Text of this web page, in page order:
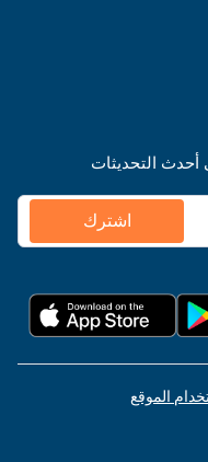
أحدث التحديثات
اشترك
الموقع